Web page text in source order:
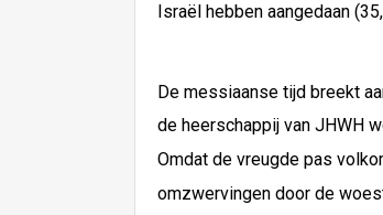
Israël hebben aangedaan
De messiaanse tijd breekt
de heerschappij van JHWH
Omdat de vreugde pas
omzwervingen door de